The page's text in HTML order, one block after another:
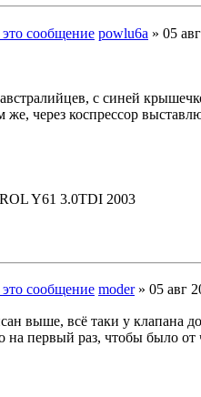
powlu6a » 05
с синей
через коспрессор
Y61 3.0TDI 2003
moder» 05 авг
выше, всё таки у клапана
на первый раз, чтобы было от